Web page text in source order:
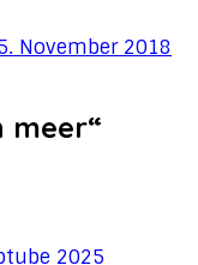
November 2018
meer“
2025